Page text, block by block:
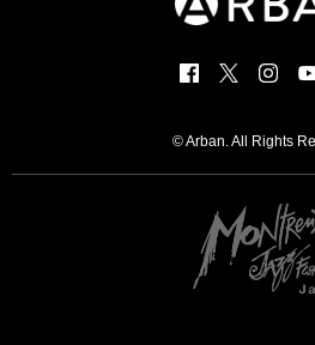
© Arban. All Rights